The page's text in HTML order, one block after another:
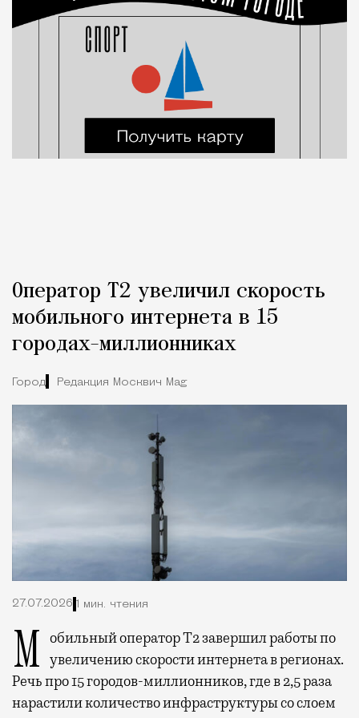
Оператор Т2 увеличил скорость
мобильного интернета в 15
городах-миллионниках
Город Редакция Москвич Mag
27.07.2026 1 мин. чтения
Мобильный оператор Т2 завершил работы по увеличению скорости интернета в регионах.
Речь про 15 городов-миллионников, где в 2,5 раза
нарастили количество инфраструктуры со слоем